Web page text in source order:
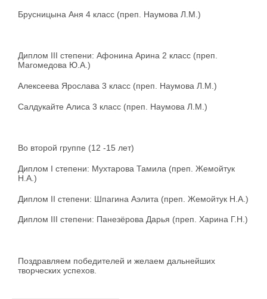
Брусницына Аня 4 класс (преп. Наумова Л.М.)
Диплом III степени: Афонина Арина 2 класс (преп.
Магомедова Ю.А.)
Алексеева Ярослава 3 класс (преп. Наумова Л.М.)
Салдукайте Алиса 3 класс (преп. Наумова Л.М.)
Во второй группе (12 -15 лет)
Диплом I степени: Мухтарова Тамила (преп. Жемойтук
Н.А.)
Диплом II степени: Шпагина Аэлита (преп. Жемойтук Н.А.)
Диплом III степени: Панезёрова Дарья (преп. Харина Г.Н.)
Поздравляем победителей и желаем дальнейших
творческих успехов.